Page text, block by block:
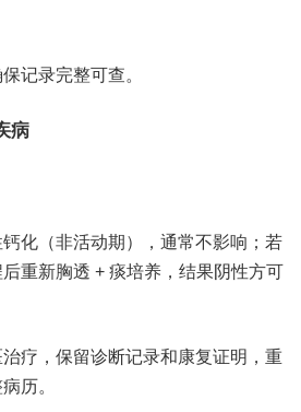
记录完整可查。
病
化（非活动期），通常不影响；若
重新胸透 + 痰培养，结果阴性方可
疗，保留诊断记录和康复证明，重
历。